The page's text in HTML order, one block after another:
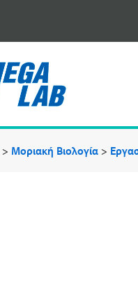
> Μοριακή Βιολογία >